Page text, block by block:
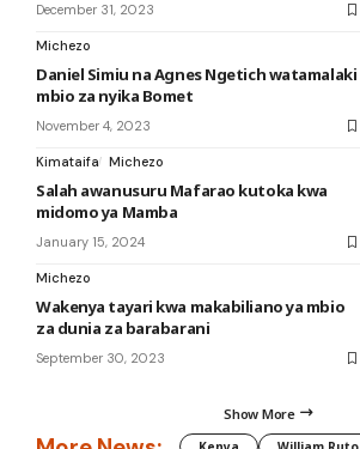
December 31, 2023
Michezo
Daniel Simiu na Agnes Ngetich watamalaki
mbio za nyika Bomet
November 4, 2023
Kimataifa Michezo
Salah awanusuru Mafarao kutoka kwa
midomo ya Mamba
January 15, 2024
Michezo
Wakenya tayari kwa makabiliano ya mbio
za dunia za barabarani
September 30, 2023
Show More